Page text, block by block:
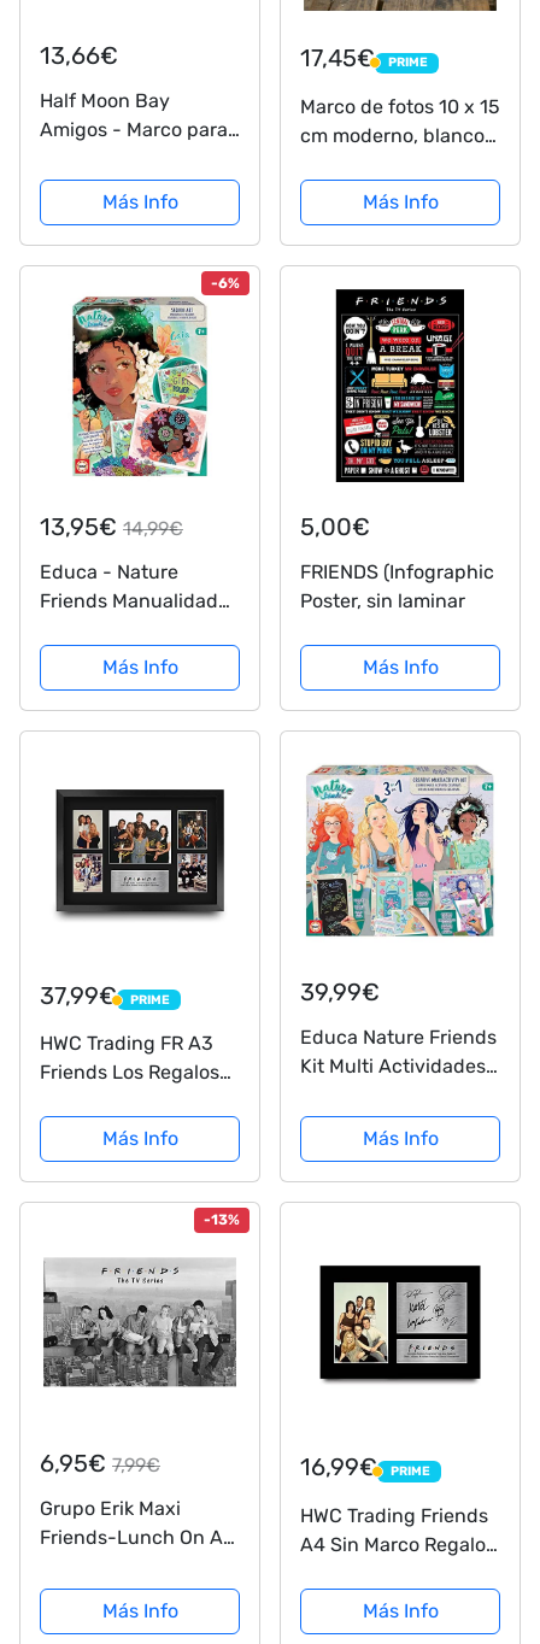
13,66€
Half Moon Bay
Amigos - Marco para
pequeño) Amarillo
(FRAMFDS02)
Más Info
17,45€ PRIME
PRIME
Marco de fotos 10 x 15
cm moderno, blanco
inglés "Friends"
Más Info
-6%
13,95€ 14,99€
Educa - Nature
Friends Manualidades
Incluye 2 tableros,
Lentejuelas, 840
clavitos y 2 Marcos, a
Más Info
5,00€
FRIENDS (Infographic
Poster, sin laminar
Más Info
37,99€ PRIME
PRIME
HWC Trading FR A3
Friends Los Regalos
Exhibición Firmada
De La Presentación
del Cuadro del
Autógrafo para Los
Demostración De...
Más Info
39,99€
Educa Nature Friends
Kit Multi Actividades,
Más Info
-13%
6,95€ 7,99€
Grupo Erik Maxi
Friends-Lunch On A
x 61cm), Gris, 91x61
cm
Más Info
16,99€ PRIME
PRIME
HWC Trading Friends
A4 Sin Marco Regalo
Fotos De Impresión
De Imagen Impresa
Más Info